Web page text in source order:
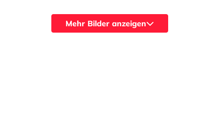
Mehr Bilder anzeigen